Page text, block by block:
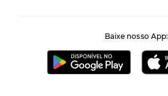
Baixe nosso App: